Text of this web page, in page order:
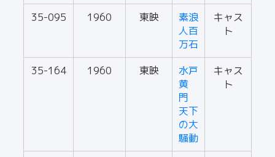
35-095 1960 東映
素浪
人百
万石
キャス
ト
35-164 1960 東映
水戸
黄
門
天下
の大
騒動
キャス
ト